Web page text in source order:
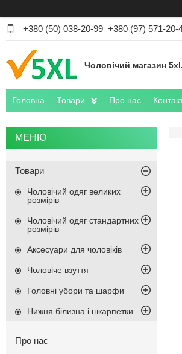
+380 (50) 038-20-99 +380 (97) 571-20-
Чоловічий магазин
Головна Товари Про нас
Товари
Чоловічий одяг великих
розмірів
Чоловічий одяг стандартних
розмірів
Аксесуари для чоловіків
Чоловіче взуття
Головні убори та шарфи
Нижня білизна і шкарпетки
Про нас